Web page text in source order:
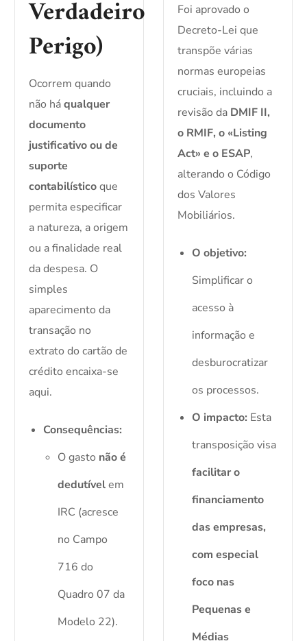
Verdadeiro
Perigo)
Ocorrem quando
não háqualquer
documento
justificativo ou de
suporte
contabilísticoque
permita especificar
a natureza, a origem
ou a finalidade real
da despesa. O
simples
aparecimento da
transação no
extrato do cartão de
crédito encaixa-se
aqui.
Consequências:
O gasto não é
dedutívelem
IRC (acresce
no Campo
716 do
Quadro 07 da
Modelo 22).
Foi aprovado o
Decreto-Lei que
transpõe várias
normas europeias
cruciais, incluindo a
revisão da DMIF II,
o RMIF, o «Listing
Act» e o ESAP,
alterando o Código
dos Valores
Mobiliários.
O objetivo:
Simplificar o
acesso à
informação e
desburocratizar
os processos.
O impacto: Esta
transposição visa
facilitar o
financiamento
das empresas,
com especial
foco nas
Pequenas e
Médias